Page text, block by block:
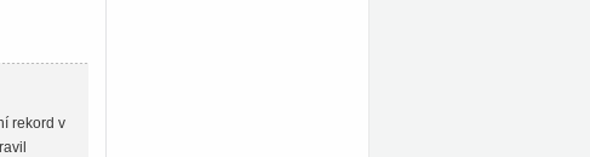
rekord v